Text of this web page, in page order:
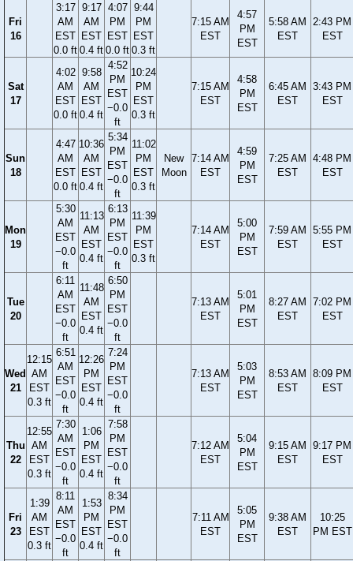
Fri
16
3:17
AM
EST
0.0 ft
9:17
AM
EST
0.4 ft
4:07
PM
EST
0.0 ft
9:44
PM
EST
0.3 ft
7:15 AM
EST
4:57
PM
EST
5:58 AM
EST
2:43 PM
EST
Sat
17
4:02
AM
EST
0.0 ft
9:58
AM
EST
0.4 ft
4:52
PM
EST
−0.0
ft
10:24
PM
EST
0.3 ft
7:15 AM
EST
4:58
PM
EST
6:45 AM
EST
3:43 PM
EST
Sun
18
4:47
AM
EST
0.0 ft
10:36
AM
EST
0.4 ft
5:34
PM
EST
−0.0
ft
11:02
PM
EST
0.3 ft
New
Moon
7:14 AM
EST
4:59
PM
EST
7:25 AM
EST
4:48 PM
EST
Mon
19
5:30
AM
EST
−0.0
ft
11:13
AM
EST
0.4 ft
6:13
PM
EST
−0.0
ft
11:39
PM
EST
0.3 ft
7:14 AM
EST
5:00
PM
EST
7:59 AM
EST
5:55 PM
EST
Tue
20
6:11
AM
EST
−0.0
ft
11:48
AM
EST
0.4 ft
6:50
PM
EST
−0.0
ft
7:13 AM
EST
5:01
PM
EST
8:27 AM
EST
7:02 PM
EST
Wed
21
12:15
AM
EST
0.3 ft
6:51
AM
EST
−0.0
ft
12:26
PM
EST
0.4 ft
7:24
PM
EST
−0.0
ft
7:13 AM
EST
5:03
PM
EST
8:53 AM
EST
8:09 PM
EST
Thu
22
12:55
AM
EST
0.3 ft
7:30
AM
EST
−0.0
ft
1:06
PM
EST
0.4 ft
7:58
PM
EST
−0.0
ft
7:12 AM
EST
5:04
PM
EST
9:15 AM
EST
9:17 PM
EST
Fri
23
1:39
AM
EST
0.3 ft
8:11
AM
EST
−0.0
ft
1:53
PM
EST
0.4 ft
8:34
PM
EST
−0.0
ft
7:11 AM
EST
5:05
PM
EST
9:38 AM
EST
10:25
PM EST